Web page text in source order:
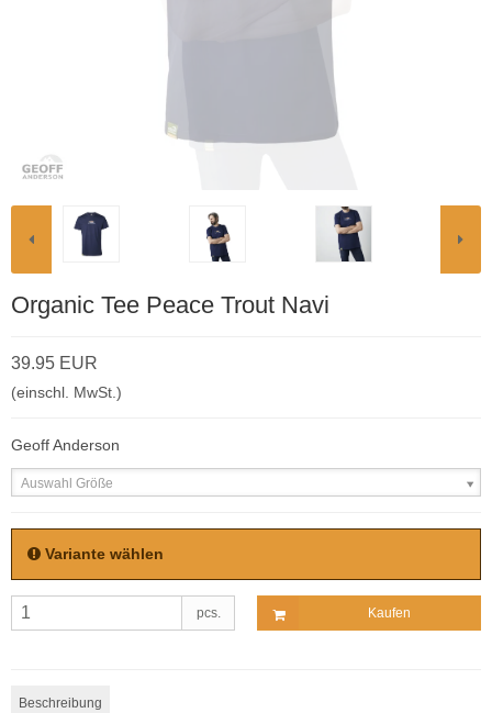
Organic Tee Peace Trout Navi
39.95 EUR
(einschl. MwSt.)
Geoff Anderson
Auswahl Größe
Variante wählen
pcs. Kaufen
Beschreibung